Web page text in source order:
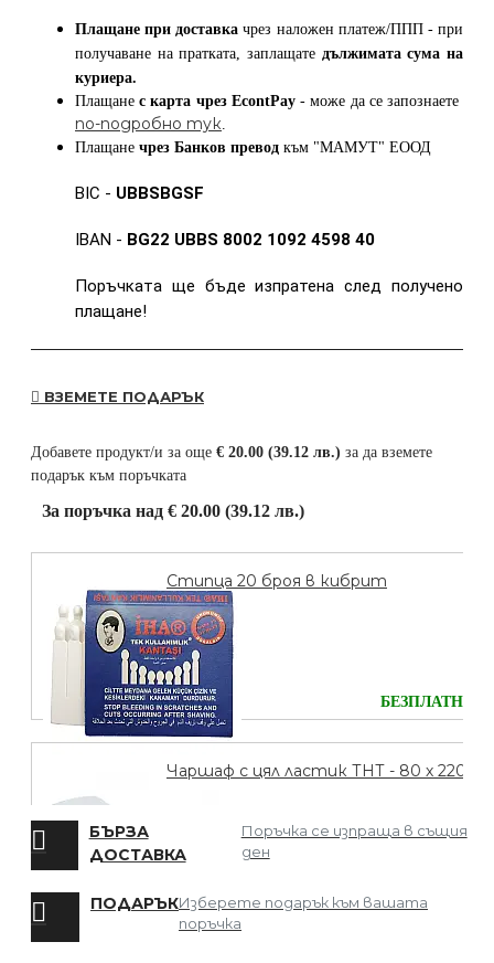
Плащане при доставка чрез наложен платеж/ППП - при
получаване на пратката, заплащате дължимата сума на
куриера.
Плащанес карта чрез EcontPay- може да се запознаете
по-подробно тук
Плащане чрез Банков превод към "МАМУТ" ЕООД
BIC - UBBSBGSF
IBAN - BG22 UBBS 8002 1092 4598 40
Поръчката ще бъде изпратена след получено
плащане!
ВЗЕМЕТЕ ПОДАРЪК
Добавете продукт/и за още € 20.00 (39.12 лв.) за да вземете
подарък към поръчката
За поръчка над € 20.00 (39.12 лв.)
Стипца 20 броя в кибрит
БЕЗПЛАТНО
Чаршаф с цял ластик ТНТ - 80 х 220
БЪРЗА
ДОСТАВКА
Поръчка се изпраща в същия
ден
ПОДАРЪКИзберете подарък към вашата
поръчка